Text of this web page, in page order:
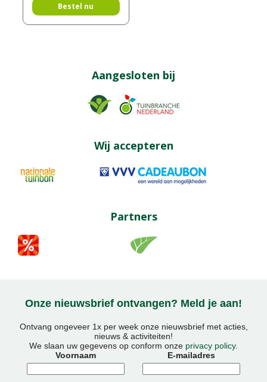
Bestel nu
Aangesloten bij
Wij accepteren
Partners
Onze nieuwsbrief ontvangen? Meld je aan!
Ontvang ongeveer 1x per week onze nieuwsbrief met acties,
nieuws & activiteiten!
We slaan uw gegevens op conform onze privacy policy.
Voornaam
E-mailadres